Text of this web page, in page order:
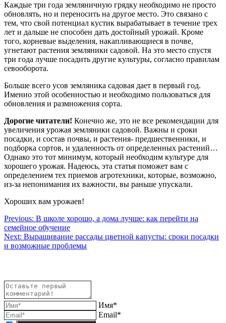
Каждые три года земляничную грядку необходимо не просто
обновлять, но и переносить на другое место. Это связано с
тем, что свой потенциал кустик вырабатывает в течение трех
лет и дальше не способен дать достойный урожай. Кроме
того, корневые выделения, накапливающиеся в почве,
угнетают растения земляники садовой. На это место спустя
три года лучше посадить другие культуры, согласно правилам
севооборота.
Больше всего усов земляника садовая дает в первый год.
Именно этой особенностью и необходимо пользоваться для
обновления и размножения сорта.
Дорогие читатели! Конечно же, это не все рекомендации для
увеличения урожая земляники садовой. Важны и сроки
посадки, и состав почвы, и растения- предшественники, и
подборка сортов, и удаленность от определенных растений…
Однако это тот минимум, который необходим культуре для
хорошего урожая. Надеюсь, эта статья поможет вам с
определением тех приемов агротехники, которые, возможно,
из-за непонимания их важности, вы раньше упускали.
Хороших вам урожаев!
Навигация
по
записям
Previous: В школе хорошо, а дома лучше: как перейти на
семейное обучение
Next: Выращивание рассады цветной капусты: сроки посадки
и возможные проблемы
Имя*
Email*